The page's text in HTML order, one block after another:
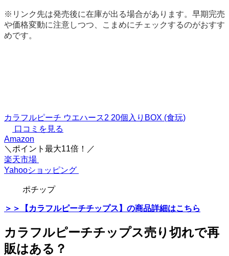
※リンク先は発売後に在庫が出る場合があります。早期完売
や価格変動に注意しつつ、こまめにチェックするのがおすす
めです。
カラフルピーチ ウエハース2 20個入りBOX (食玩)
口コミを見る
Amazon
＼ポイント最大11倍！／
楽天市場
Yahooショッピング
ポチップ
＞＞【カラフルピーチチップス】の商品詳細はこちら
カラフルピーチチップス売り切れで再
販はある？